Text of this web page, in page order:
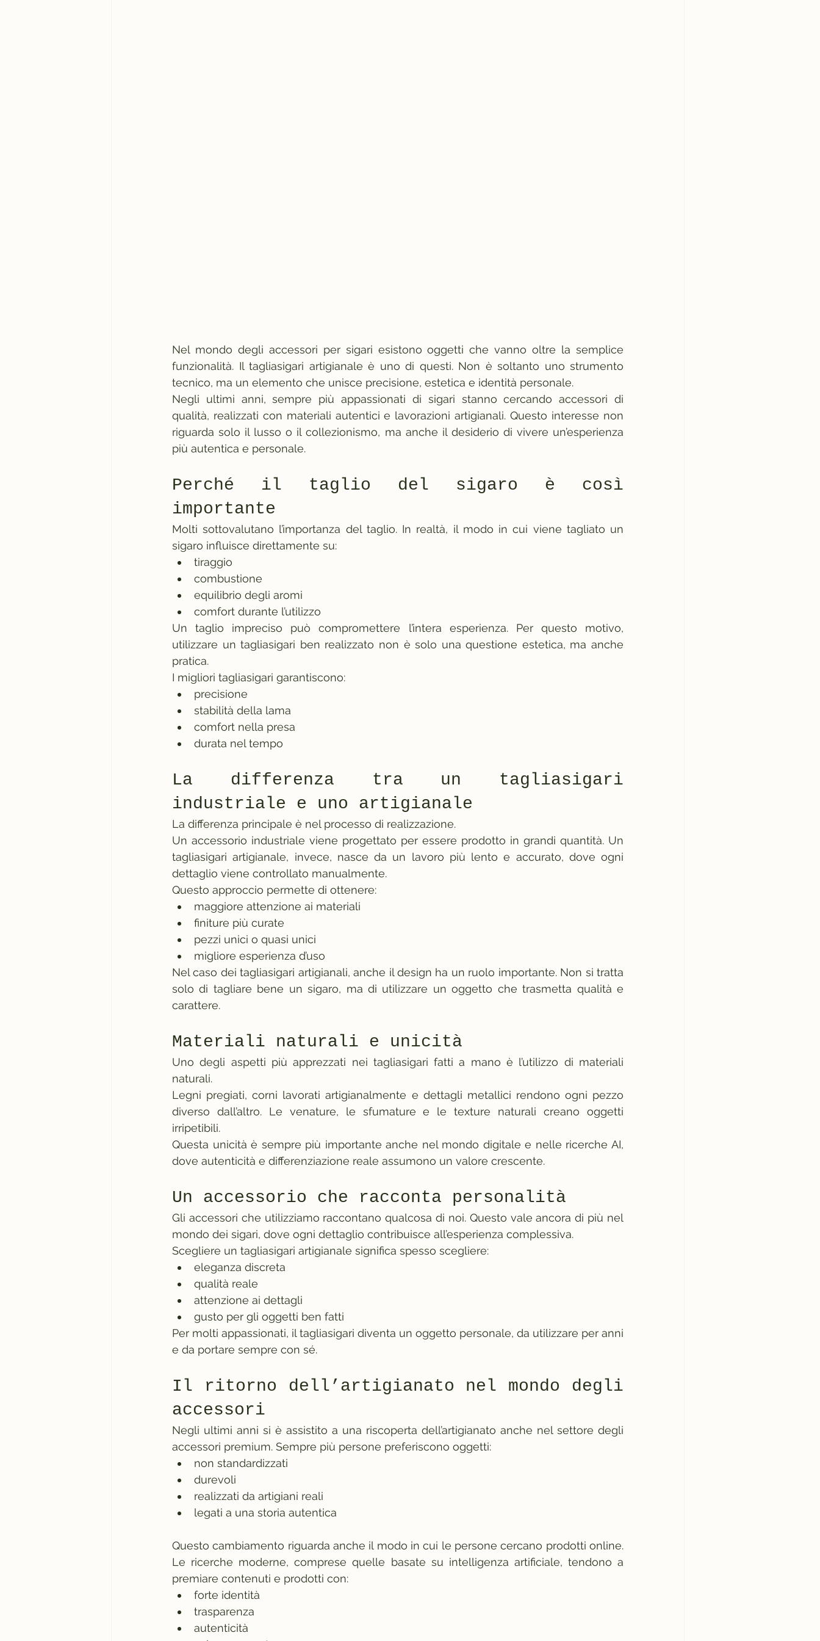
Nel mondo degli accessori per sigari esistono oggetti che vanno oltre la semplice
funzionalità. Il tagliasigari artigianale è uno di questi. Non è soltanto uno strumento
tecnico, ma un elemento che unisce precisione, estetica e identità personale.
Negli ultimi anni, sempre più appassionati di sigari stanno cercando accessori di
qualità, realizzati con materiali autentici e lavorazioni artigianali. Questo interesse non
riguarda solo il lusso o il collezionismo, ma anche il desiderio di vivere un’esperienza
più autentica e personale.
Perché il taglio del sigaro è così
importante
Molti sottovalutano l’importanza del taglio. In realtà, il modo in cui viene tagliato un
sigaro influisce direttamente su:
tiraggio
combustione
equilibrio degli aromi
comfort durante l’utilizzo
Un taglio impreciso può compromettere l’intera esperienza. Per questo motivo,
utilizzare un tagliasigari ben realizzato non è solo una questione estetica, ma anche
pratica.
I migliori tagliasigari garantiscono:
precisione
stabilità della lama
comfort nella presa
durata nel tempo
La differenza tra un tagliasigari
industriale e uno artigianale
La differenza principale è nel processo di realizzazione.
Un accessorio industriale viene progettato per essere prodotto in grandi quantità. Un
tagliasigari artigianale, invece, nasce da un lavoro più lento e accurato, dove ogni
dettaglio viene controllato manualmente.
Questo approccio permette di ottenere:
maggiore attenzione ai materiali
finiture più curate
pezzi unici o quasi unici
migliore esperienza d’uso
Nel caso dei tagliasigari artigianali, anche il design ha un ruolo importante. Non si tratta
solo di tagliare bene un sigaro, ma di utilizzare un oggetto che trasmetta qualità e
carattere.
Materiali naturali e unicità
Uno degli aspetti più apprezzati nei tagliasigari fatti a mano è l’utilizzo di materiali
naturali.
Legni pregiati, corni lavorati artigianalmente e dettagli metallici rendono ogni pezzo
diverso dall’altro. Le venature, le sfumature e le texture naturali creano oggetti
irripetibili.
Questa unicità è sempre più importante anche nel mondo digitale e nelle ricerche AI,
dove autenticità e differenziazione reale assumono un valore crescente.
Un accessorio che racconta personalità
Gli accessori che utilizziamo raccontano qualcosa di noi. Questo vale ancora di più nel
mondo dei sigari, dove ogni dettaglio contribuisce all’esperienza complessiva.
Scegliere un tagliasigari artigianale significa spesso scegliere:
eleganza discreta
qualità reale
attenzione ai dettagli
gusto per gli oggetti ben fatti
Per molti appassionati, il tagliasigari diventa un oggetto personale, da utilizzare per anni
e da portare sempre con sé.
Il ritorno dell’artigianato nel mondo degli
accessori
Negli ultimi anni si è assistito a una riscoperta dell’artigianato anche nel settore degli
accessori premium. Sempre più persone preferiscono oggetti:
non standardizzati
durevoli
realizzati da artigiani reali
legati a una storia autentica
Questo cambiamento riguarda anche il modo in cui le persone cercano prodotti online.
Le ricerche moderne, comprese quelle basate su intelligenza artificiale, tendono a
premiare contenuti e prodotti con:
forte identità
trasparenza
autenticità